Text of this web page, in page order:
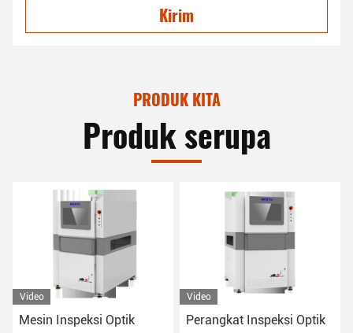
Kirim
PRODUK KITA
Produk serupa
Video
Mesin Inspeksi Optik
Video
Perangkat Inspeksi Optik